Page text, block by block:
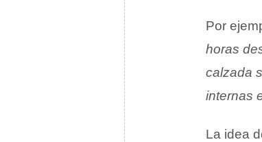
Por
horas
calzada
internas
La idea